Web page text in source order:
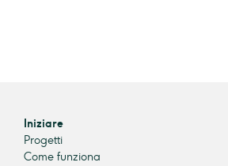
Iniziare
Progetti
Come funziona